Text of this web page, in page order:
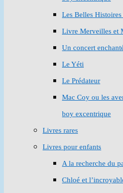
Les Belles
Livre Merveilles et
Un concert
Le Yéti
Le Prédateur
Mac Coy ou les
boy excentrique
Livres rares
Livres pour enfants
A la recherche du
Chloé et